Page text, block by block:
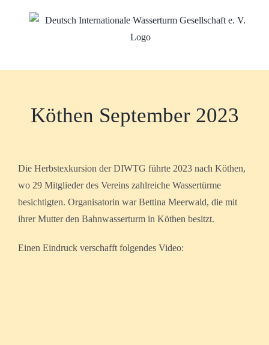
Köthen September 2023
Die Herbstexkursion der DIWTG führte 2023 nach Köthen,
wo 29 Mitglieder des Vereins zahlreiche Wassertürme
besichtigten. Organisatorin war Bettina Meerwald, die mit
ihrer Mutter den Bahnwasserturm in Köthen besitzt.
Einen Eindruck verschafft folgendes Video: